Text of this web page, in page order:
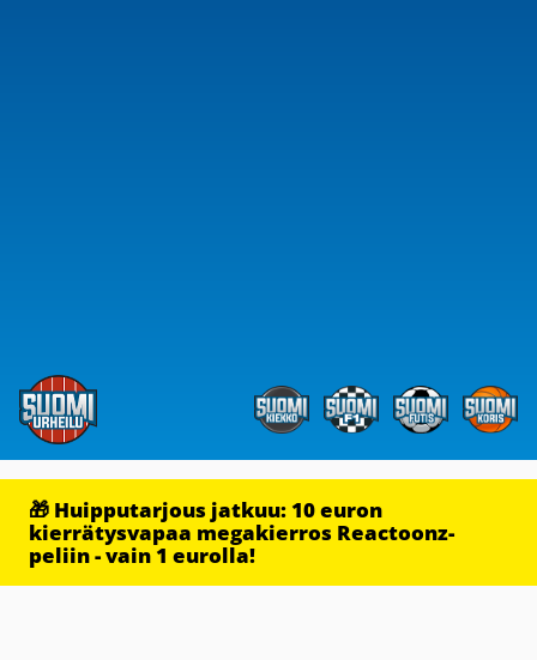
🎁 Huipputarjous jatkuu: 10 euron
kierrätysvapaa megakierros Reactoonz-
peliin - vain 1 eurolla!